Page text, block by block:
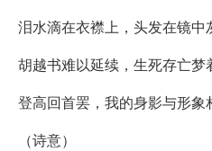
泪水滴在衣襟上，头发在镜中
胡越书难以延续，生死存亡梦
登高回首罢，我的身影与形象
（诗意）